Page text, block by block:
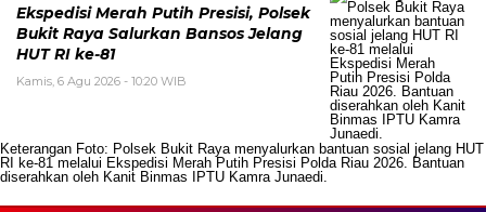
Ekspedisi Merah Putih Presisi, Polsek
Bukit Raya Salurkan Bansos Jelang
HUT RI ke-81
Kamis, 6 Agu 2026 - 10:20 WIB
Keterangan Foto: Polsek Bukit Raya menyalurkan bantuan sosial jelang HUT
RI ke-81 melalui Ekspedisi Merah Putih Presisi Polda Riau 2026. Bantuan
diserahkan oleh Kanit Binmas IPTU Kamra Junaedi.